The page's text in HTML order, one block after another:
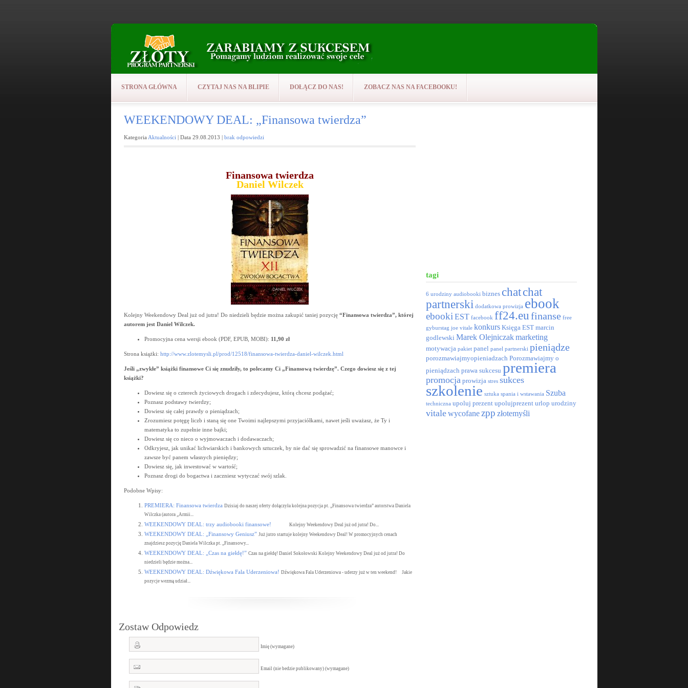
STRONA GŁÓWNA CZYTAJ NAS NA BLIPIE DOŁĄCZ DO NAS! ZOBACZ NAS NA FACEBOOKU!
WEEKENDOWY DEAL: „Finansowa twierdza”
Kategoria Aktualności | Data 29.08.2013 | brak odpowiedzi
Finansowa twierdza
Daniel Wilczek
Kolejny Weekendowy Deal już od jutra! Do niedzieli będzie można zakupić taniej pozycję “Finansowa twierdza”, której
autorem jest Daniel Wilczek.
Promocyjna cena wersji ebook (PDF, EPUB, MOBI): 11,90 zł
Strona książki: http://www.zlotemysli.pl/prod/12518/finansowa-twierdza-daniel-wilczek.html
Jeśli „zwykłe” książki finansowe Ci się znudziły, to polecamy Ci „Finansową twierdzę”. Czego dowiesz się z tej
książki?
Dowiesz się o czterech życiowych drogach i zdecydujesz, którą chcesz podążać;
Poznasz podstawy twierdzy;
Dowiesz się całej prawdy o pieniądzach;
Zrozumiesz potęgę liczb i staną się one Twoimi najlepszymi przyjaciółkami, nawet jeśli uważasz, że Ty i
matematyka to zupełnie inne bajki;
Dowiesz się co nieco o wyjmowaczach i dodawaczach;
Odkryjesz, jak unikać lichwiarskich i bankowych sztuczek, by nie dać się sprowadzić na finansowe manowce i
zawsze być panem własnych pieniędzy;
Dowiesz się, jak inwestować w wartość;
Poznasz drogi do bogactwa i zaczniesz wytyczać swój szlak.
Podobne Wpisy:
PREMIERA: Finansowa twierdza Dzisiaj do naszej oferty dołączyła kolejna pozycja pt. „Finansowa twierdza” autorstwa Daniela
Wilczka (autora „Armii...
WEEKENDOWY DEAL: trzy audiobooki finansowe!
Kolejny Weekendowy Deal już od jutra! Do...
WEEKENDOWY DEAL: „Finansowy Geniusz” Już jutro startuje kolejny Weekendowy Deal! W promocyjnych cenach
znajdziesz pozycję Daniela Wilczka pt. „Finansowy...
WEEKENDOWY DEAL: „Czas na giełdę!” Czas na giełdę! Daniel Sokołowski Kolejny Weekendowy Deal już od jutra! Do
niedzieli będzie można...
WEEKENDOWY DEAL: Dźwiękowa Fala Uderzeniowa! Dźwiękowa Fala Uderzeniowa - uderzy już w ten weekend! Jakie
pozycje wezmą udział...
Zostaw Odpowiedz
Imię (wymagane)
Email (nie bedzie publikowany) (wymagane)
tagi
6 urodziny audiobooki biznes chatchat
partnerski dodatkowa prowizja ebook
ebooki EST facebook ff24.eufinanse free
gyburstag joe vitale konkurs Księga EST marcin
godlewski Marek Olejniczakmarketing
motywacja pakiet panel panel partnerski pieniądze
porozmawiajmyopieniadzach Porozmawiajmy o
pieniądzach prawa sukcesu premiera
promocja prowizja stres sukces
szkolenie sztuka spania i wstawania Szuba
techniczna upoluj prezent upolujprezent urlop urodziny
vitalewycofanezpp złotemyśli